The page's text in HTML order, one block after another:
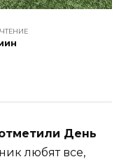
День
любят все,